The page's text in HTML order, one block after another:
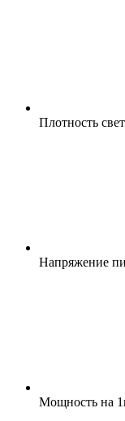
Плотность
Напряжение
Мощность на